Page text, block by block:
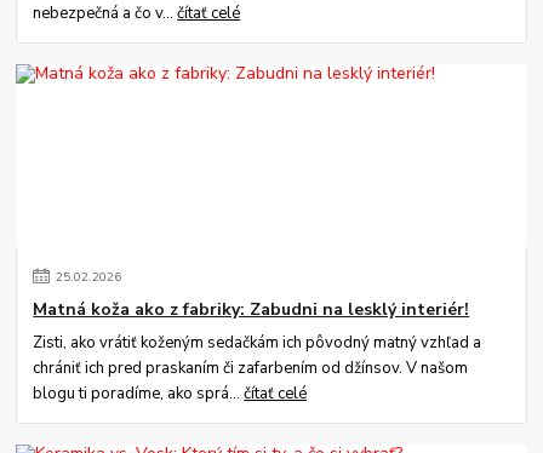
nebezpečná a čo v...čítať celé
25.02.2026
Matná koža ako z fabriky: Zabudni na lesklý interiér!
Zisti, ako vrátiť koženým sedačkám ich pôvodný matný vzhľad a
chrániť ich pred praskaním či zafarbením od džínsov. V našom
blogu ti poradíme, ako sprá...čítať celé